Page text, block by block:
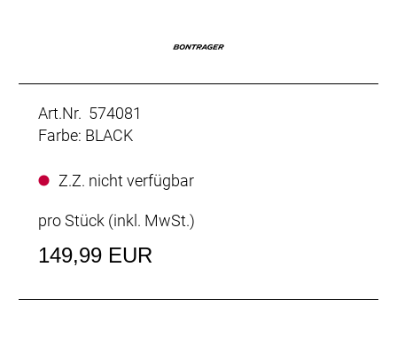
Art.Nr. 574081
Farbe: BLACK
Z.Z. nicht verfügbar
pro Stück (inkl. MwSt.)
149,99 EUR